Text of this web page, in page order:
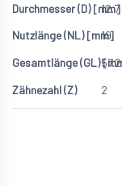
12.7
19
57.2
2